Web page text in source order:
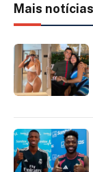
Mais notícias